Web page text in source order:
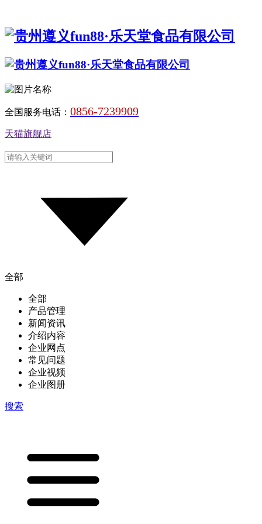
全国服务电话： 0856-7239909
天猫旗舰店
全部
全部
产品管理
新闻资讯
介绍内容
企业网点
常见问题
企业视频
企业图册
搜索